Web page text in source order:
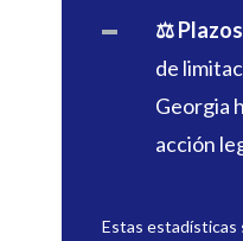
⚖️
de
Georgia
acción
Estas estadísticas